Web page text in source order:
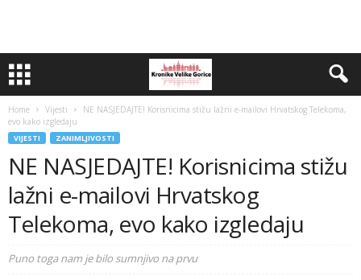
Home Vijesti
NE NASJEDAJTE! Korisnicima stižu lažni e-mailovi Hrvatskog Telekoma,
evo kako izgledaju
VIJESTI ZANIMLJIVOSTI
NE NASJEDAJTE! Korisnicima stižu
lažni e-mailovi Hrvatskog
Telekoma, evo kako izgledaju
Puno toga nam je bilo sumnjivo na prvu